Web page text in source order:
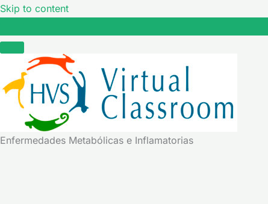
Skip to content
Enfermedades Metabólicas e Inflamatorias